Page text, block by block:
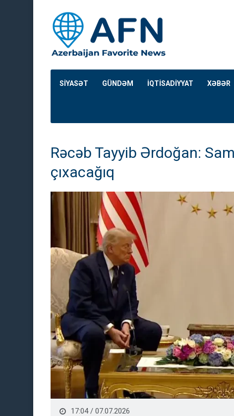
SİYASƏT GÜNDƏM İQTİSADİYYAT XƏBƏR
Rəcəb Tayyib Ərdoğan:
çıxacağıq
17:04 / 07.07.2026